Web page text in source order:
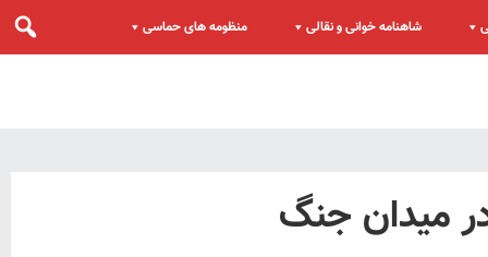
شاهنامه خوانی و نقالی منظومه های حماسی
میدان جنگ